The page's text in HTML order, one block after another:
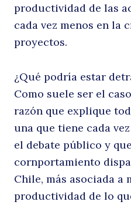
Buscar
productividad de las
cada vez menos en la
proyectos.
¿Qué podría estar
Como suele ser el
razón que explique
una que tiene cada
el debate público y
cornportamiento
Chile, más asociada a
productividad de lo